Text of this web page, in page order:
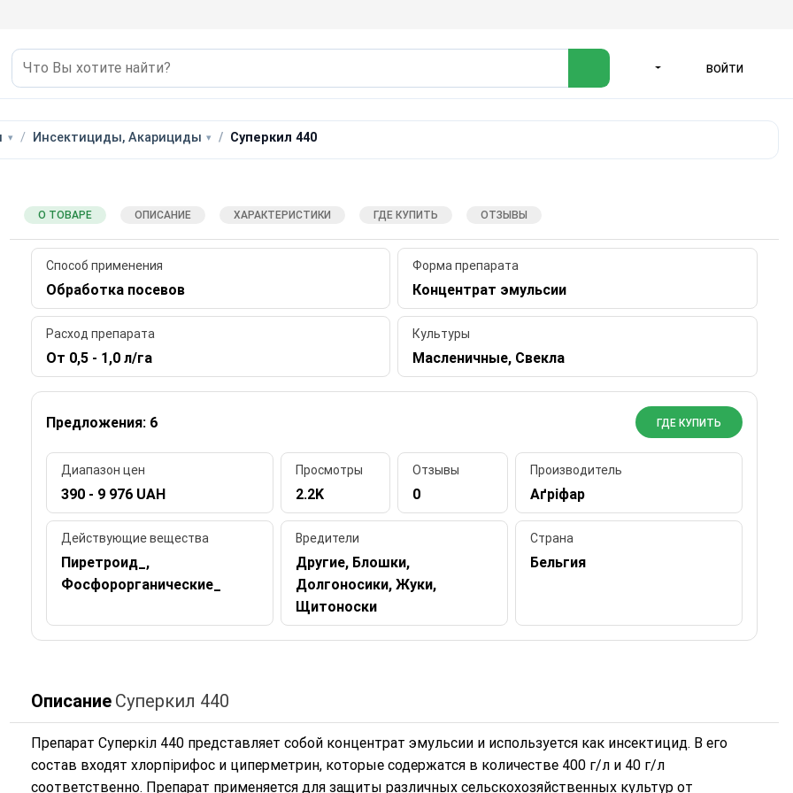
ВОЙТИ
Инсектициды, Акарициды Суперкил 440
О ТОВАРЕ ОПИСАНИЕ ХАРАКТЕРИСТИКИ ГДЕ КУПИТЬ ОТЗЫВЫ
Способ применения
Обработка посевов
Форма препарата
Концентрат эмульсии
Расход препарата
От 0,5 - 1,0 л/га
Культуры
Масленичные, Свекла
Предложения: 6 ГДЕ КУПИТЬ
Диапазон цен
390 - 9 976 UAH
Просмотры
2.2K
Отзывы
0
Производитель
Аґріфар
Действующие вещества
Пиретроид_,
Фосфорорганические_
Вредители
Другие, Блошки,
Долгоносики, Жуки,
Щитоноски
Страна
Бельгия
Описание Суперкил 440
Препарат Суперкіл 440 представляет собой концентрат эмульсии и используется как инсектицид. В его
состав входят хлорпірифос и циперметрин, которые содержатся в количестве 400 г/л и 40 г/л
соответственно. Препарат применяется для защиты различных сельскохозяйственных культур от